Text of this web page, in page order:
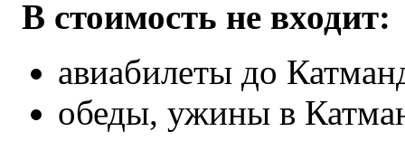
В стоимость не входит:
авиабилеты до
обеды, ужины в